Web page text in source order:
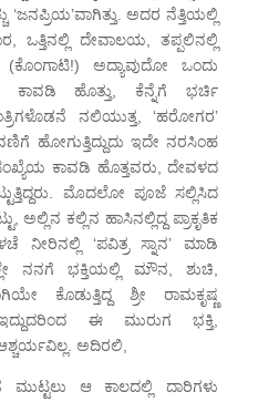
‘ಜನಪ್ರಿಯ’ವಾಗಿತ್ತು. ಅದರ ನೆತ್ತಿಯಲ್ಲಿ
ಒತ್ತಿನಲ್ಲಿ ದೇವಾಲಯ, ತಪ್ಪಲಿನಲ್ಲಿ
ಅದ್ಯಾವುದೋ ಒಂದು
ಕಾವಡಿ ಹೊತ್ತು, ಕೆನ್ನೆಗೆ ಭರ್ಚಿ
ನಲಿಯುತ್ತ, ‘ಹರೋಗರ’
ಹೋಗುತ್ತಿದ್ದುದು ಇದೇ ನರಸಿಂಹ
ಸಂಖ್ಯೆಯ ಕಾವಡಿ ಹೊತ್ತವರು, ದೇವಳದ
ಮೊದಲೋ ಪೂಜೆ ಸಲ್ಲಿಸಿದ
ಕಲ್ಲಿನ ಹಾಸಿನಲ್ಲಿದ್ದ ಪ್ರಾಕೃತಿಕ
ನೀರಿನಲ್ಲಿ ‘ಪವಿತ್ರ ಸ್ನಾನ’ ಮಾಡಿ
ನನಗೆ ಭಕ್ತಿಯಲ್ಲಿ ಮೌನ, ಶುಚಿ,
ಕೊಡುತ್ತಿದ್ದ ಶ್ರೀ ರಾಮಕೃಷ್ಣ
ಈ ಮುರುಗ ಭಕ್ತಿ,
ಅದಿರಲಿ,
ಆ ಕಾಲದಲ್ಲಿ ದಾರಿಗಳು